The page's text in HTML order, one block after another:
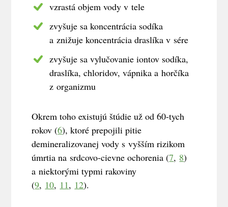
vzrastá objem vody v tele
zvyšuje sa koncentrácia sodíka
a znižuje koncentrácia draslíka v sére
zvyšuje sa vylučovanie iontov sodíka,
draslíka, chloridov, vápnika a horčíka
z organizmu
Okrem toho existujú štúdie už od 60-tych
rokov (6), ktoré prepojili pitie
demineralizovanej vody s vyšším rizikom
úmrtia na srdcovo-cievne ochorenia (7, 8)
a niektorými typmi rakoviny
(9, 10, 11, 12).